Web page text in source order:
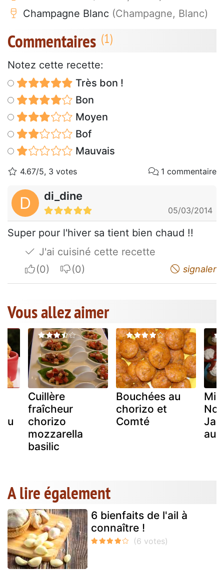
Champagne Blanc (Champagne, Blanc)
Commentaires
Notez cette recette:
Très bon !
Bon
Moyen
Bof
Mauvais
4.67/5, 3 votes 1 commentaire
D di_dine
05/03/2014
Super pour l'hiver sa tient bien chaud !!
J'ai cuisiné cette recette
I apreciateI do not appreciate signaler
Vous allez aimer
Cuillère
fraîcheur
chorizo
mozzarella
basilic
Bouchées au
chorizo et
Comté
au
A lire également
6 bienfaits de l'ail à
connaître !